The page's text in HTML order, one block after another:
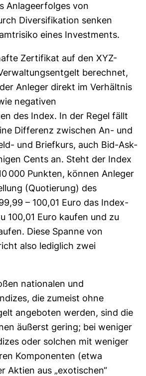
Anlageerfolges von
Diversifikation senken
eines Investments.
Zertifikat auf den XYZ-
berechnet,
Anleger direkt im Verhältnis
negativen
des Index. In der Regel fällt
Differenz zwischen An- und
und Briefkurs, auch Bid-Ask-
Cents an. Steht der Index
000 Punkten, können Anleger
(Quotierung) des
– 100,01 Euro das Index-
100,01 Euro kaufen und zu
Diese Spanne von
also lediglich zwei
nationalen und
die zumeist ohne
angeboten werden, sind die
äußerst gering; bei weniger
oder solchen mit weniger
Komponenten (etwa
Aktien aus „exotischen“